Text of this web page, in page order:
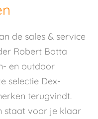
de sales & service
Robert Botta
en outdoor
selectie Dex-
terugvindt.
staat voor je klaar